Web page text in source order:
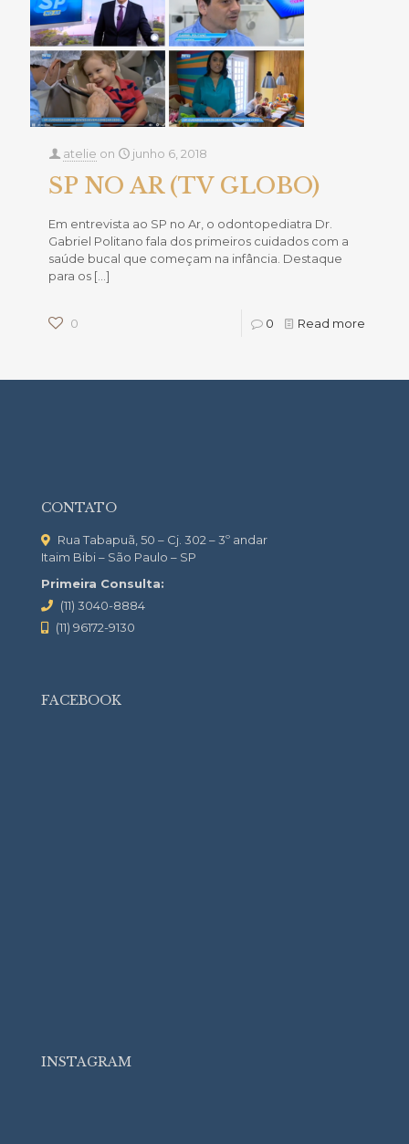
atelie on junho 6, 2018
SP NO AR (TV GLOBO)
Em entrevista ao SP no Ar, o odontopediatra Dr.
Gabriel Politano fala dos primeiros cuidados com a
saúde bucal que começam na infância. Destaque
para os […]
0 0 Read more
CONTATO
Rua Tabapuã, 50 – Cj. 302 – 3º andar
Itaim Bibi – São Paulo – SP
Primeira Consulta:
(11) 3040-8884
(11) 96172-9130
FACEBOOK
INSTAGRAM